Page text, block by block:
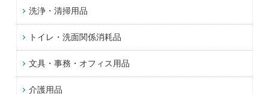
洗浄・清掃用品
トイレ・洗面関係消耗品
文具・事務・オフィス用品
介護用品